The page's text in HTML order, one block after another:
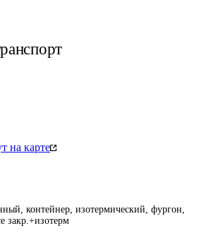
на карте
контейнер, изотермический, фургон,
закр.+изотерм